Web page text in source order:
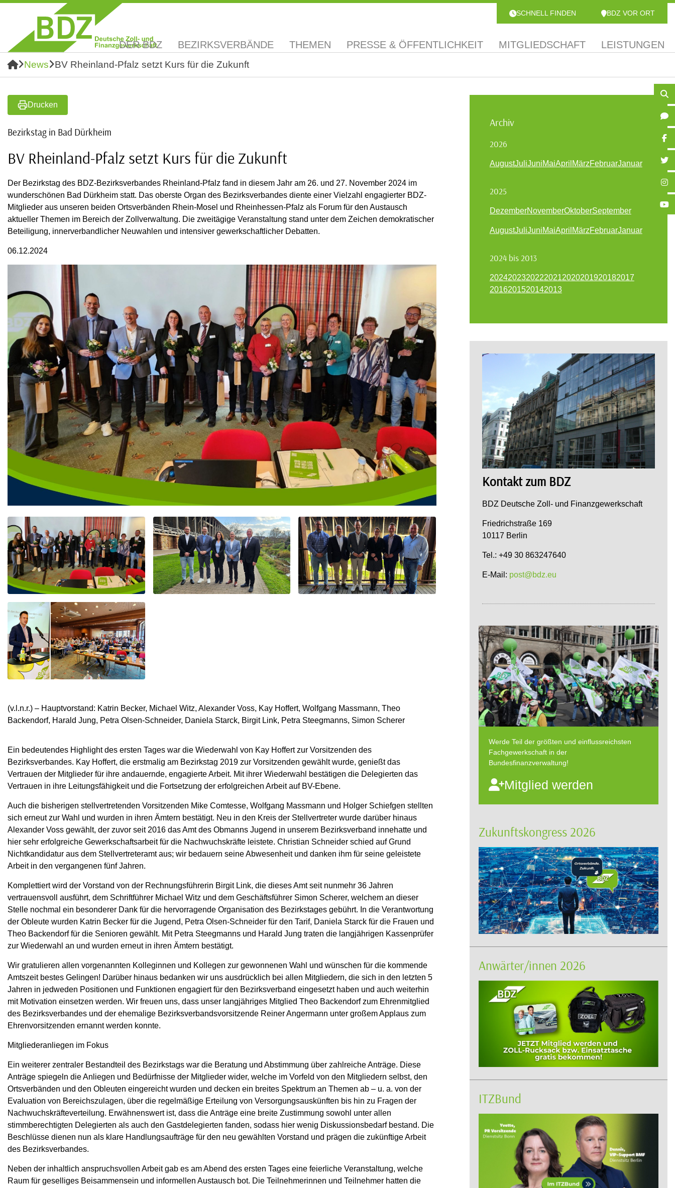
SCHNELL FINDEN BDZ VOR ORT
DER BDZ BEZIRKSVERBÄNDE THEMEN PRESSE & ÖFFENTLICHKEIT MITGLIEDSCHAFT LEISTUNGEN
News BV Rheinland-Pfalz setzt Kurs für die Zukunft
Drucken
Bezirkstag in Bad Dürkheim
BV Rheinland-Pfalz setzt Kurs für die Zukunft
Der Bezirkstag des BDZ-Bezirksverbandes Rheinland-Pfalz fand in diesem Jahr am 26. und 27. November 2024 im
wunderschönen Bad Dürkheim statt. Das oberste Organ des Bezirksverbandes diente einer Vielzahl engagierter BDZ-
Mitglieder aus unseren beiden Ortsverbänden Rhein-Mosel und Rheinhessen-Pfalz als Forum für den Austausch
aktueller Themen im Bereich der Zollverwaltung. Die zweitägige Veranstaltung stand unter dem Zeichen demokratischer
Beteiligung, innerverbandlicher Neuwahlen und intensiver gewerkschaftlicher Debatten.
06.12.2024
(v.l.n.r.) – Hauptvorstand: Katrin Becker, Michael Witz, Alexander Voss, Kay Hoffert, Wolfgang Massmann, Theo
Backendorf, Harald Jung, Petra Olsen-Schneider, Daniela Starck, Birgit Link, Petra Steegmanns, Simon Scherer
Ein bedeutendes Highlight des ersten Tages war die Wiederwahl von Kay Hoffert zur Vorsitzenden des
Bezirksverbandes. Kay Hoffert, die erstmalig am Bezirkstag 2019 zur Vorsitzenden gewählt wurde, genießt das
Vertrauen der Mitglieder für ihre andauernde, engagierte Arbeit. Mit ihrer Wiederwahl bestätigen die Delegierten das
Vertrauen in ihre Leitungsfähigkeit und die Fortsetzung der erfolgreichen Arbeit auf BV-Ebene.
Auch die bisherigen stellvertretenden Vorsitzenden Mike Comtesse, Wolfgang Massmann und Holger Schiefgen stellten
sich erneut zur Wahl und wurden in ihren Ämtern bestätigt. Neu in den Kreis der Stellvertreter wurde darüber hinaus
Alexander Voss gewählt, der zuvor seit 2016 das Amt des Obmanns Jugend in unserem Bezirksverband innehatte und
hier sehr erfolgreiche Gewerkschaftsarbeit für die Nachwuchskräfte leistete. Christian Schneider schied auf Grund
Nichtkandidatur aus dem Stellvertreteramt aus; wir bedauern seine Abwesenheit und danken ihm für seine geleistete
Arbeit in den vergangenen fünf Jahren.
Komplettiert wird der Vorstand von der Rechnungsführerin Birgit Link, die dieses Amt seit nunmehr 36 Jahren
vertrauensvoll ausführt, dem Schriftführer Michael Witz und dem Geschäftsführer Simon Scherer, welchem an dieser
Stelle nochmal ein besonderer Dank für die hervorragende Organisation des Bezirkstages gebührt. In die Verantwortung
der Obleute wurden Katrin Becker für die Jugend, Petra Olsen-Schneider für den Tarif, Daniela Starck für die Frauen und
Theo Backendorf für die Senioren gewählt. Mit Petra Steegmanns und Harald Jung traten die langjährigen Kassenprüfer
zur Wiederwahl an und wurden erneut in ihren Ämtern bestätigt.
Wir gratulieren allen vorgenannten Kolleginnen und Kollegen zur gewonnenen Wahl und wünschen für die kommende
Amtszeit bestes Gelingen! Darüber hinaus bedanken wir uns ausdrücklich bei allen Mitgliedern, die sich in den letzten 5
Jahren in jedweden Positionen und Funktionen engagiert für den Bezirksverband eingesetzt haben und auch weiterhin
mit Motivation einsetzen werden. Wir freuen uns, dass unser langjähriges Mitglied Theo Backendorf zum Ehrenmitglied
des Bezirksverbandes und der ehemalige Bezirksverbandsvorsitzende Reiner Angermann unter großem Applaus zum
Ehrenvorsitzenden ernannt werden konnte.
Mitgliederanliegen im Fokus
Ein weiterer zentraler Bestandteil des Bezirkstags war die Beratung und Abstimmung über zahlreiche Anträge. Diese
Anträge spiegeln die Anliegen und Bedürfnisse der Mitglieder wider, welche im Vorfeld von den Mitgliedern selbst, den
Ortsverbänden und den Obleuten eingereicht wurden und decken ein breites Spektrum an Themen ab – u. a. von der
Evaluation von Bereichszulagen, über die regelmäßige Erteilung von Versorgungsauskünften bis hin zu Fragen der
Nachwuchskräfteverteilung. Erwähnenswert ist, dass die Anträge eine breite Zustimmung sowohl unter allen
stimmberechtigten Delegierten als auch den Gastdelegierten fanden, sodass hier wenig Diskussionsbedarf bestand. Die
Beschlüsse dienen nun als klare Handlungsaufträge für den neu gewählten Vorstand und prägen die zukünftige Arbeit
des Bezirksverbandes.
Neben der inhaltlich anspruchsvollen Arbeit gab es am Abend des ersten Tages eine feierliche Veranstaltung, welche
Raum für geselliges Beisammensein und informellen Austausch bot. Die Teilnehmerinnen und Teilnehmer hatten die
Archiv
2026
AugustJuliJuniMaiApril MärzFebruarJanuar
2025
DezemberNovemberOktoberSeptember
AugustJuliJuniMaiApril MärzFebruarJanuar
2024 bis 2013
20242023202220212020201920182017
2016201520142013
Kontakt zum BDZ
BDZ Deutsche Zoll- und Finanzgewerkschaft
Friedrichstraße 169
10117 Berlin
Tel.: +49 30 863247640
E-Mail: post@bdz.eu
Werde Teil der größten und einflussreichsten
Fachgewerkschaft in der
Bundesfinanzverwaltung!
Mitglied werden
Zukunftskongress 2026
Anwärter/innen 2026
ITZBund